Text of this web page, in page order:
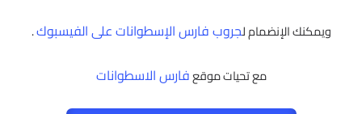
ويمكنك الإنضمام لجروب فارس الإسطوانات على الفيسبوك.
مع تحيات موقعفارس الاسطوانات